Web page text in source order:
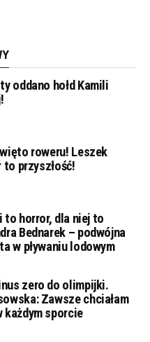
oddano hołd Kamili
roweru! Leszek
przyszłość!
to horror, dla niej to
Bednarek – podwójna
w pływaniu lodowym
zero do olimpijki.
Zawsze chciałam
każdym sporcie